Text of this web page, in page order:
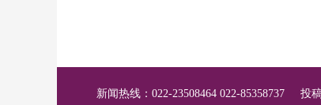
新闻热线：022-23508464 022-85358737 投